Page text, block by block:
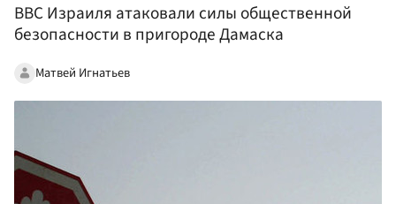
ВВС Израиля атаковали силы общественной
безопасности в пригороде Дамаска
Матвей Игнатьев